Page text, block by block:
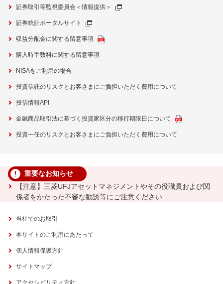
証券取引等監視委員会＜情報提供＞
証券統計ポータルサイト
収益分配金に関する留意事項
購入時手数料に関する留意事項
NISAをご利用の場合
投資信託のリスクとお客さまにご負担いただく費用について
投信情報API
金融商品取引法に基づく投資家区分の移行期限日について
投資一任のリスクとお客さまにご負担いただく費用について
重要なお知らせ
【注意】三菱UFJアセットマネジメントやその役職員および関
係者をかたった不審な勧誘等にご注意ください
当社でのお取引
本サイトのご利用にあたって
個人情報保護方針
サイトマップ
アクセシビリティ方針